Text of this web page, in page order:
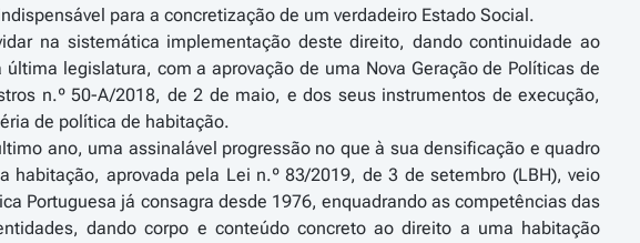
para a concretização de um verdadeiro Estado Social.
na sistemática implementação deste direito, dando continuidade ao
legislatura, com a aprovação de uma Nova Geração de Políticas de
n.º 50-A/2018, de 2 de maio, e dos seus instrumentos de execução,
de política de habitação.
ano, uma assinalável progressão no que à sua densificação e quadro
aprovada pela Lei n.º 83/2019, de 3 de setembro (LBH), veio
Portuguesa já consagra desde 1976, enquadrando as competências das
dando corpo e conteúdo concreto ao direito a uma habitação